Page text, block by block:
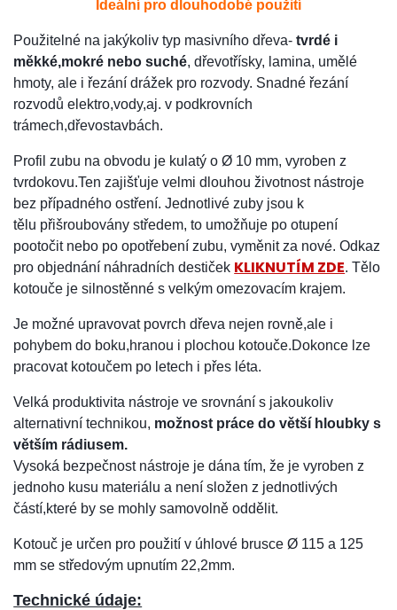
Ideální pro dlouhodobé použití
Použitelné na jakýkoliv typ masivního dřeva-tvrdé i
měkké,mokré nebo suché, dřevotřísky, lamina, umělé
hmoty, ale i řezání drážek pro rozvody. Snadné řezání
rozvodů elektro,vody,aj. v podkrovních
trámech,dřevostavbách.
Profil zubu na obvodu je kulatý o Ø 10 mm, vyroben z
tvrdokovu.Ten zajišťuje velmi dlouhou životnost nástroje
bez případného ostření. Jednotlivé zuby jsou k
tělu přišroubovány středem, to umožňuje po otupení
pootočit nebo po opotřebení zubu, vyměnit za nové. Odkaz
pro objednání náhradních destiček KLIKNUTÍM ZDE. Tělo
kotouče je silnostěnné s velkým omezovacím krajem.
Je možné upravovat povrch dřeva nejen rovně,ale i
pohybem do boku,hranou i plochou kotouče.Dokonce lze
pracovat kotoučem po letech i přes léta.
Velká produktivita nástroje ve srovnání s jakoukoliv
alternativní technikou, možnost práce do větší hloubky s
větším rádiusem.
Vysoká bezpečnost nástroje je dána tím, že je vyroben z
jednoho kusu materiálu a není složen z jednotlivých
částí,které by se mohly samovolně oddělit.
Kotouč je určen pro použití v úhlové brusce Ø 115 a 125
mm se středovým upnutím 22,2mm.
Technické údaje: